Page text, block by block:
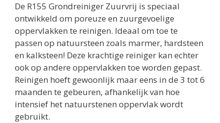
De R155 Grondreiniger Zuurvrij is speciaal
ontwikkeld om poreuze en zuurgevoelige
oppervlakken te reinigen. Ideaal om toe te
passen op natuursteen zoals marmer, hardsteen
en kalksteen! Deze krachtige reiniger kan echter
ook op andere oppervlakken toe worden gepast.
Reinigen hoeft gewoonlijk maar eens in de 3 tot 6
maanden te gebeuren, afhankelijk van hoe
intensief het natuurstenen oppervlak wordt
gebruikt.